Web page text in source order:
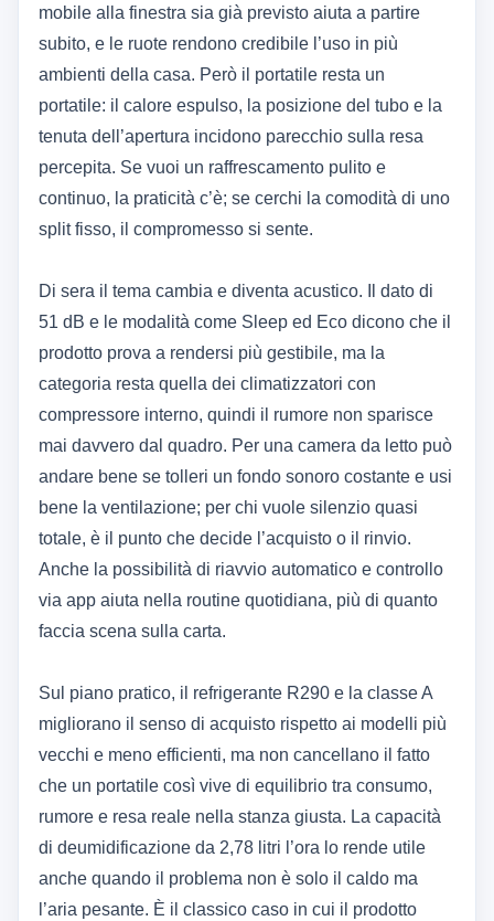
mobile alla finestra sia già previsto aiuta a partire
subito, e le ruote rendono credibile l’uso in più
ambienti della casa. Però il portatile resta un
portatile: il calore espulso, la posizione del tubo e la
tenuta dell’apertura incidono parecchio sulla resa
percepita. Se vuoi un raffrescamento pulito e
continuo, la praticità c’è; se cerchi la comodità di uno
split fisso, il compromesso si sente.
Di sera il tema cambia e diventa acustico. Il dato di
51 dB e le modalità come Sleep ed Eco dicono che il
prodotto prova a rendersi più gestibile, ma la
categoria resta quella dei climatizzatori con
compressore interno, quindi il rumore non sparisce
mai davvero dal quadro. Per una camera da letto può
andare bene se tolleri un fondo sonoro costante e usi
bene la ventilazione; per chi vuole silenzio quasi
totale, è il punto che decide l’acquisto o il rinvio.
Anche la possibilità di riavvio automatico e controllo
via app aiuta nella routine quotidiana, più di quanto
faccia scena sulla carta.
Sul piano pratico, il refrigerante R290 e la classe A
migliorano il senso di acquisto rispetto ai modelli più
vecchi e meno efficienti, ma non cancellano il fatto
che un portatile così vive di equilibrio tra consumo,
rumore e resa reale nella stanza giusta. La capacità
di deumidificazione da 2,78 litri l’ora lo rende utile
anche quando il problema non è solo il caldo ma
l’aria pesante. È il classico caso in cui il prodotto